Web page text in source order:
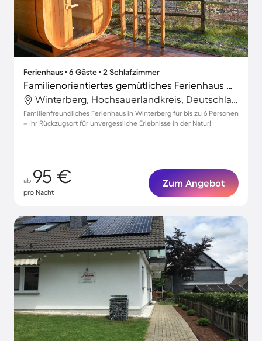
Ferienhaus ∙ 6 Gäste ∙ 2 Schlafzimmer
Familienorientiertes gemütliches Ferienhaus mit Terrasse und Sauna | Nah am Skifahren
Winterberg, Hochsauerlandkreis, Deutschland
Familienfreundliches Ferienhaus in Winterberg für bis zu 6 Personen
– Ihr Rückzugsort für unvergessliche Erlebnisse in der Natur!
ab 95 €
pro Nacht
Zum Angebot